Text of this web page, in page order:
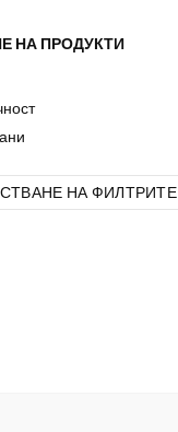
НА ПРОДУКТИ
НА ФИЛТРИТЕ